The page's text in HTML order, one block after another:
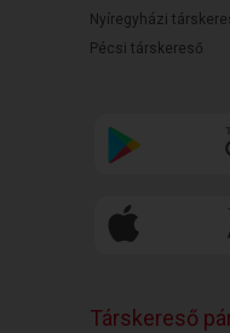
Nyíregyházi
Pécsi társkereső
Társkereső